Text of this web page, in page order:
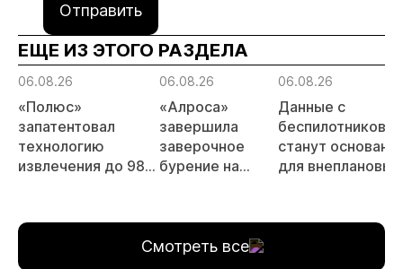
Отправить
ЕЩЕ ИЗ ЭТОГО РАЗДЕЛА
06.08.26
«Полюс»
запатентовал
технологию
извлечения до 98%
шлака
06.08.26
«Алроса»
завершила
заверочное
бурение на
Дегдекан
06.08.26
Данные с
беспилотников
станут
для внеплановых
Смотреть все